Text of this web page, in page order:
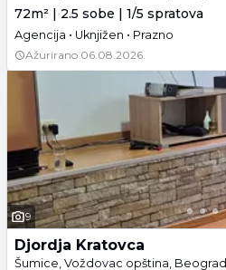
72m² | 2.5 sobe | 1/5 spratova
Agencija • Uknjižen • Prazno
Ažurirano 06.08.2026.
9
Djordja Kratovca
Šumice, Voždovac opština, Beograd